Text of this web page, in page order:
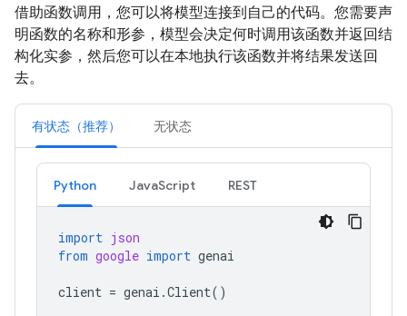
借助函数调用，您可以将模型连接到自己的代码。您需要声
明函数的名称和形参，模型会决定何时调用该函数并返回结
构化实参，然后您可以在本地执行该函数并将结果发送回
去。
有状态（推荐） 无状态
Python JavaScript REST
import json
from google import genai
client = genai .Client()